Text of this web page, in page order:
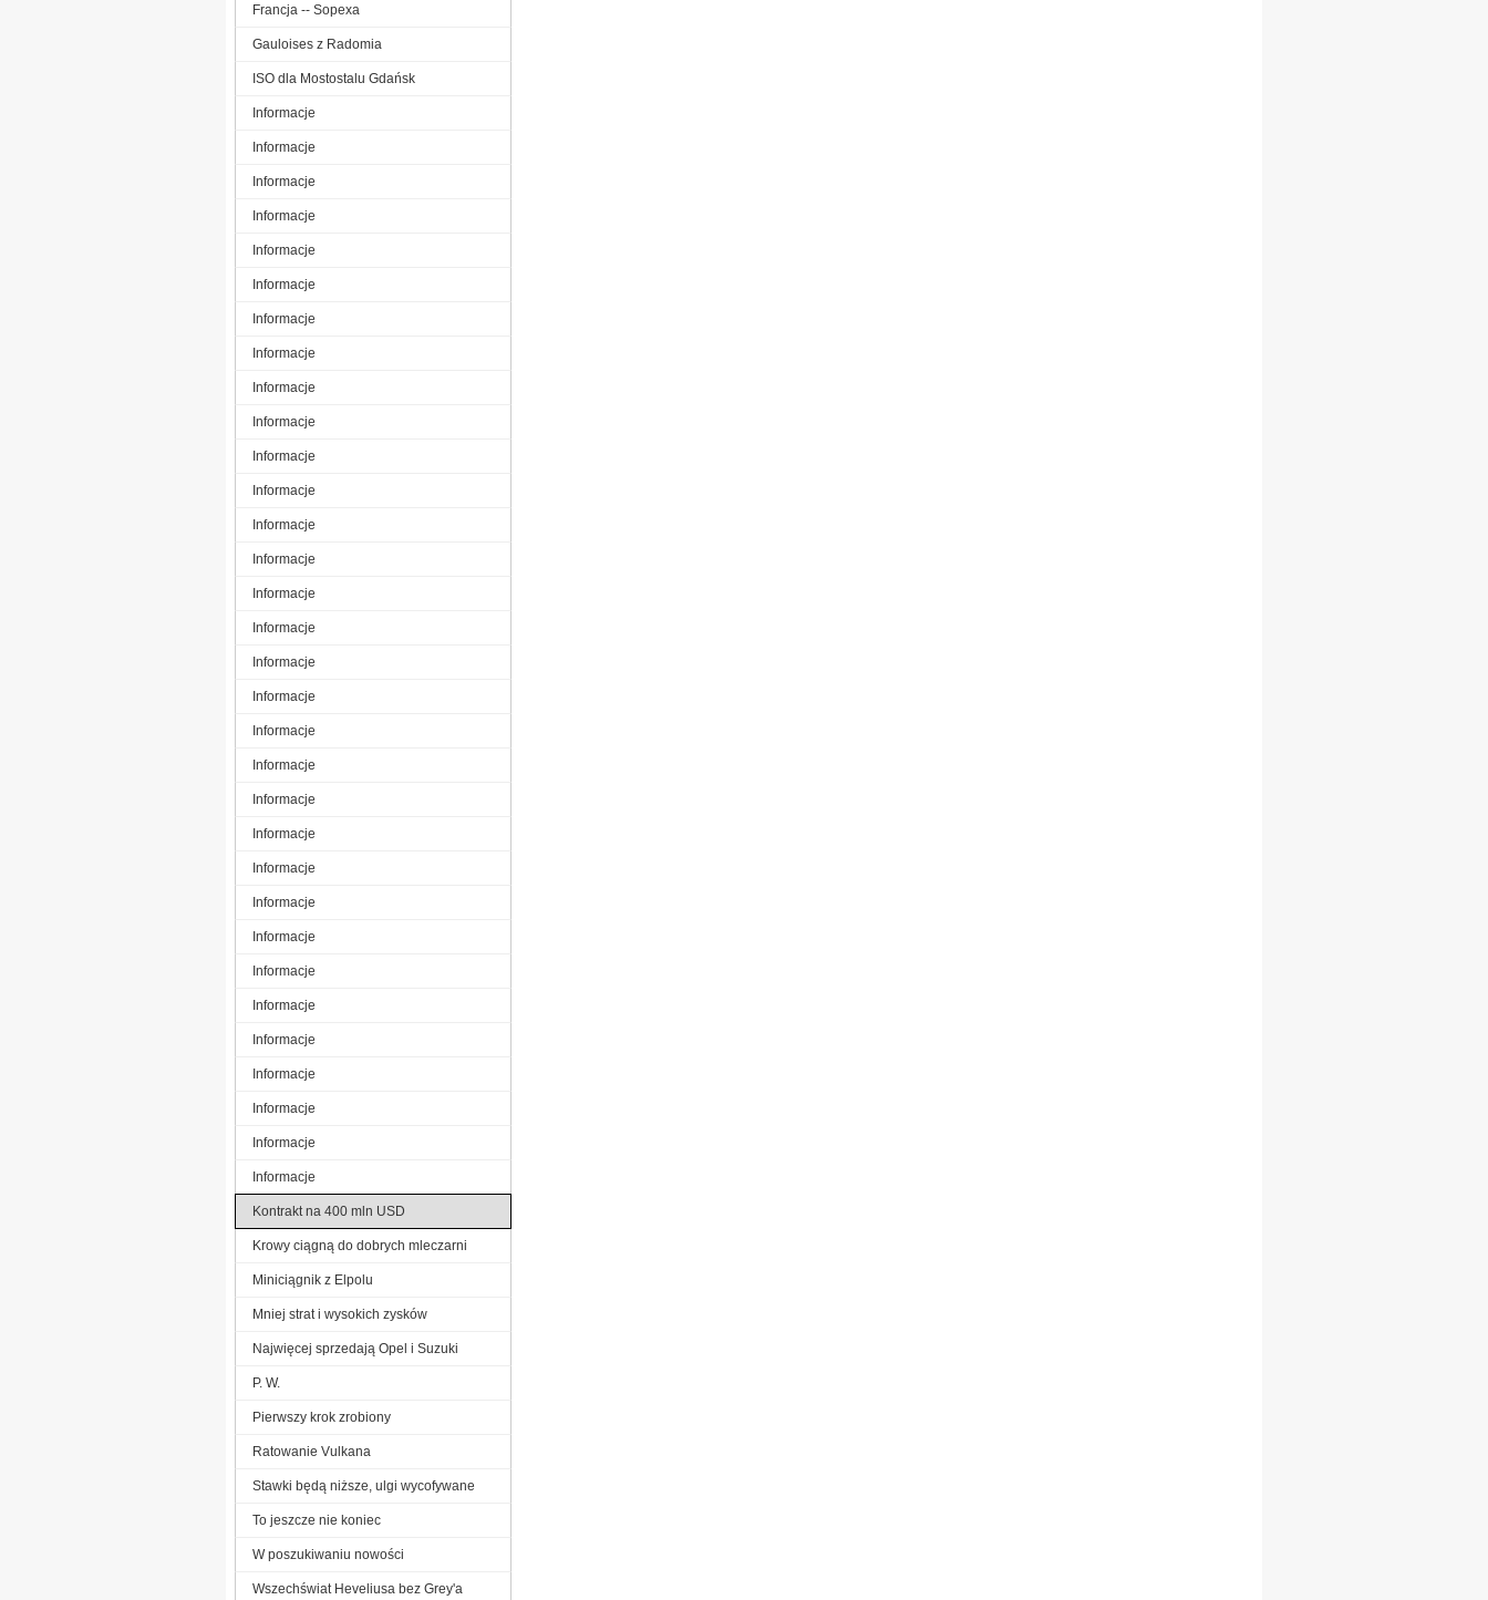
Francja -- Sopexa
Gauloises z Radomia
ISO dla Mostostalu Gdańsk
Informacje
Informacje
Informacje
Informacje
Informacje
Informacje
Informacje
Informacje
Informacje
Informacje
Informacje
Informacje
Informacje
Informacje
Informacje
Informacje
Informacje
Informacje
Informacje
Informacje
Informacje
Informacje
Informacje
Informacje
Informacje
Informacje
Informacje
Informacje
Informacje
Informacje
Informacje
Informacje
Kontrakt na 400 mln USD
Krowy ciągną do dobrych mleczarni
Miniciągnik z Elpolu
Mniej strat i wysokich zysków
Najwięcej sprzedają Opel i Suzuki
P. W.
Pierwszy krok zrobiony
Ratowanie Vulkana
Stawki będą niższe, ulgi wycofywane
To jeszcze nie koniec
W poszukiwaniu nowości
Wszechświat Heveliusa bez Grey'a